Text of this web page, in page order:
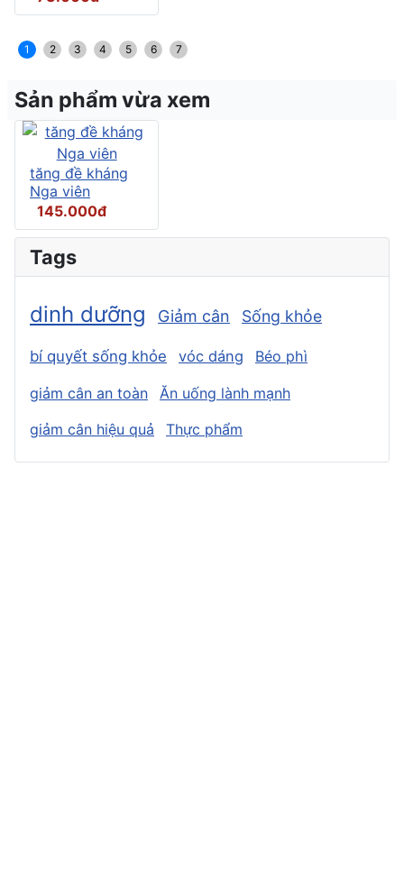
1 2 3 4 5 6 7
Sản phẩm vừa xem
tăng đề kháng
Nga viên
145.000đ
Tags
dinh dưỡng Giảm cân Sống khỏe
bí quyết sống khỏe vóc dáng Béo phì
giảm cân an toàn
Ăn uống lành mạnh
giảm cân hiệu quả
Thực phẩm